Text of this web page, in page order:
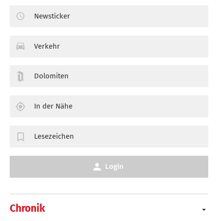
Chronik
Newsticker
Verkehr
Dolomiten
In der Nähe
Lesezeichen
Login